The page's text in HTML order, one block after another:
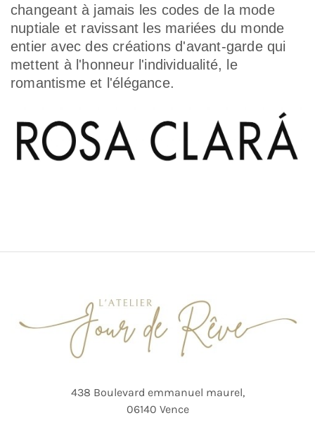
changeant à jamais les codes de la mode
nuptiale et ravissant les mariées du monde
entier avec des créations d'avant-garde qui
mettent à l'honneur l'individualité, le
romantisme et l'élégance.
438 Boulevard emmanuel maurel,
06140 Vence